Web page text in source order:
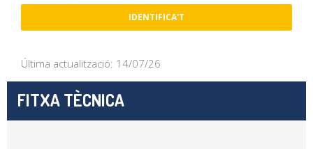
IDENTIFICA'T
Última actualització: 14/07/26
FITXA TÈCNICA